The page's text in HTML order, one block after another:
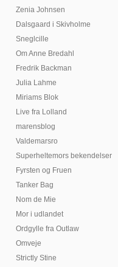
Zenia Johnsen
Dalsgaard i Skivholme
Sneglcille
Om Anne Bredahl
Fredrik Backman
Julia Lahme
Miriams Blok
Live fra Lolland
marensblog
Valdemarsro
Superheltemors bekendelser
Fyrsten og Fruen
Tanker Bag
Nom de Mie
Mor i udlandet
Ordgylle fra Outlaw
Omveje
Strictly Stine